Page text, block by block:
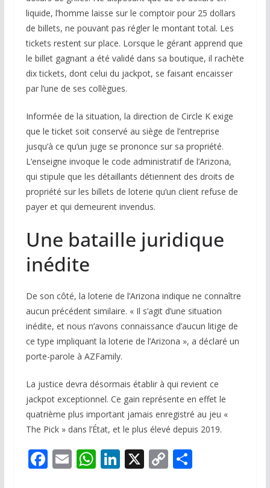
liquide, l’homme laisse sur le comptoir pour 25 dollars
de billets, ne pouvant pas régler le montant total. Les
tickets restent sur place. Lorsque le gérant apprend que
le billet gagnant a été validé dans sa boutique, il rachète
dix tickets, dont celui du jackpot, se faisant encaisser
par l’une de ses collègues.
Informée de la situation, la direction de Circle K exige
que le ticket soit conservé au siège de l’entreprise
jusqu’à ce qu’un juge se prononce sur sa propriété.
L’enseigne invoque le code administratif de l’Arizona,
qui stipule que les détaillants détiennent des droits de
propriété sur les billets de loterie qu’un client refuse de
payer et qui demeurent invendus.
Une bataille juridique
inédite
De son côté, la loterie de l’Arizona indique ne connaître
aucun précédent similaire. « Il s’agit d’une situation
inédite, et nous n’avons connaissance d’aucun litige de
ce type impliquant la loterie de l’Arizona », a déclaré un
porte-parole à AZFamily.
La justice devra désormais établir à qui revient ce
jackpot exceptionnel. Ce gain représente en effet le
quatrième plus important jamais enregistré au jeu «
The Pick » dans l’État, et le plus élevé depuis 2019.
F E W Li X C P